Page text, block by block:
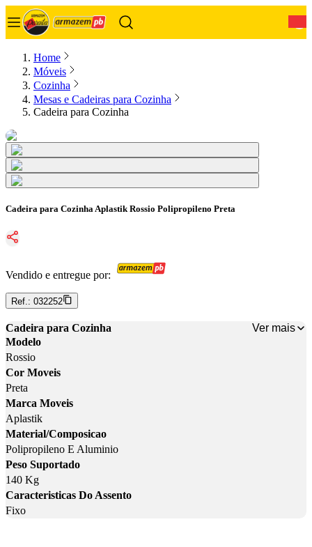
Home
Móveis
Cozinha
Mesas e Cadeiras para Cozinha
Cadeira para Cozinha
Cadeira para Cozinha Aplastik Rossio Polipropileno Preta
Vendido e entregue por:
Ref.: 032252
Cadeira para Cozinha
Ver mais
Modelo
Rossio
Cor Moveis
Preta
Marca Moveis
Aplastik
Material/Composicao
Polipropileno E Aluminio
Peso Suportado
140 Kg
Caracteristicas Do Assento
Fixo